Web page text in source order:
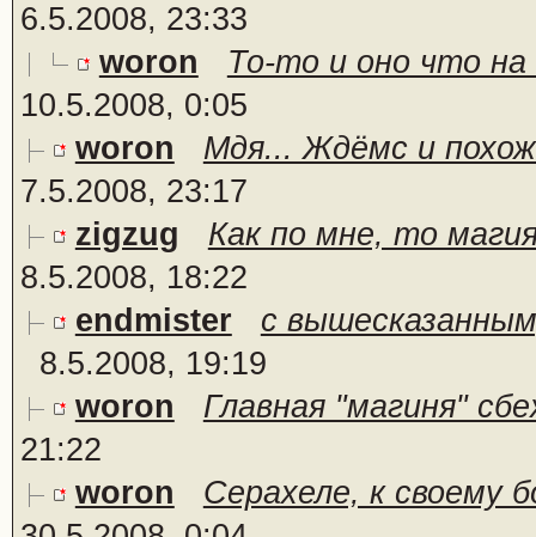
6.5.2008, 23:33
woron
То-то и оно что на
10.5.2008, 0:05
woron
Мдя... Ждёмс и
7.5.2008, 23:17
zigzug
Как по мне, то
8.5.2008, 18:22
endmister
с
8.5.2008, 19:19
woron
Главная "магиня"
21:22
woron
Серахеле, к своему